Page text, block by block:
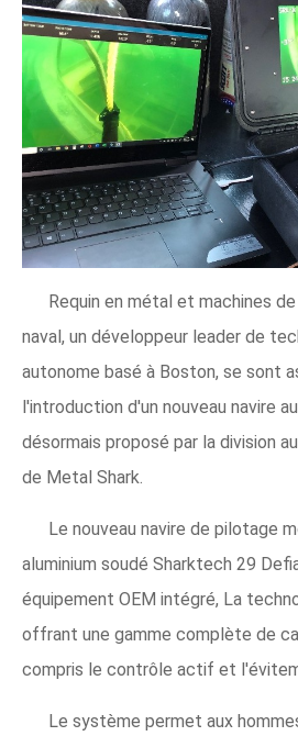
Requin en métal et machines
naval, un développeur leader de
autonome basé à Boston, se sont
l'introduction d'un nouveau navire
désormais proposé par la division
de Metal Shark.
Le nouveau navire de pilotage
aluminium soudé Sharktech 29
équipement OEM intégré, La
offrant une gamme complète de
compris le contrôle actif et
Le système permet aux